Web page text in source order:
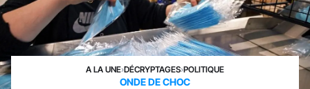
A LA UNE›DÉCRYPTAGES›POLITIQUE
ONDE DE CHOC